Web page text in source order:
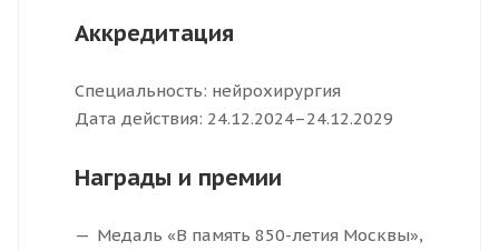
Аккредитация
Специальность: нейрохирургия
Дата действия: 24.12.2024–24.12.2029
Награды и премии
Медаль «В память 850-летия Москвы»,